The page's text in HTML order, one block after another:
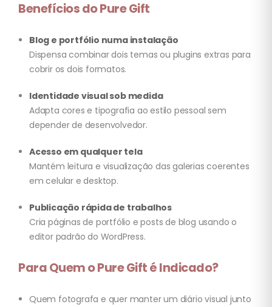
Benefícios do Pure Gift
Blog e portfólio numa instalação
Dispensa combinar dois temas ou plugins extras para
cobrir os dois formatos.
Identidade visual sob medida
Adapta cores e tipografia ao estilo pessoal sem
depender de desenvolvedor.
Acesso em qualquer tela
Mantém leitura e visualização das galerias coerentes
em celular e desktop.
Publicação rápida de trabalhos
Cria páginas de portfólio e posts de blog usando o
editor padrão do WordPress.
Para Quem o Pure Gift é Indicado?
Quem fotografa e quer manter um diário visual junto